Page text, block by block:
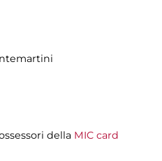
della MIC card